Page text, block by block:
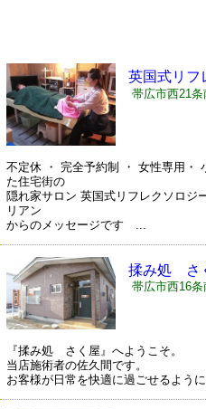
英国式リ
ル
帯広市西21
不定休 ・ 完全予約制 ・ 女性専用
た住宅街の
隠れ家サロン 英国式リフレクソロ
リアン
からのメッセージです ...
揉み処 さ
帯広市西16
『揉み処 さく屋』へようこそ。
当店施術者の佐久間です。
お客様が日常を快適に過ごせるよう